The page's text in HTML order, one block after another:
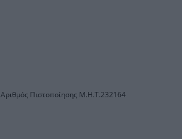
Αριθμός Πιστοποίησης Μ.Η.Τ.232164